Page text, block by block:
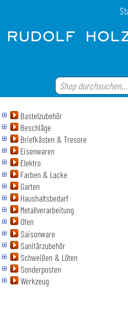
Bastelzubehör
Beschläge
Briefkästen & Tresore
Eisenwaren
Elektro
Farben & Lacke
Garten
Haushaltsbedarf
Metallverarbeitung
Ofen
Saisonware
Sanitärzubehör
Schweißen & Löten
Sonderposten
Werkzeug